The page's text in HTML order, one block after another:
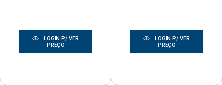
LOGIN P/ VER
PREÇO
LOGIN P/ VER
PREÇO